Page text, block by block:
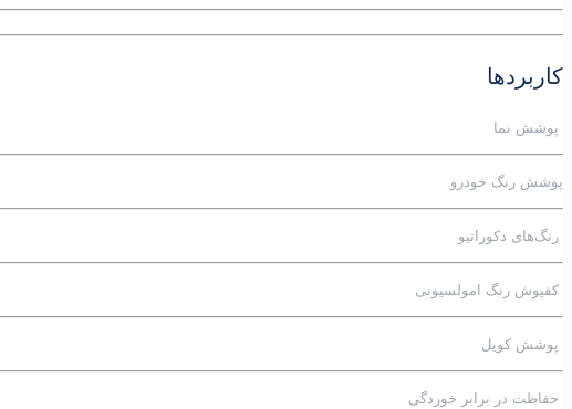
کاربردها
پوشش نما
پوشش رنگ خودرو
رنگ‌های دکوراتیو
کفپوش رنگ امولسیونی
پوشش کویل
حفاظت در برابر خوردگی